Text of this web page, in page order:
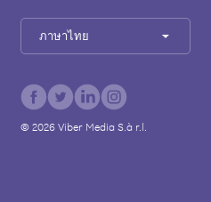
ภาษาไทย
© 2026Viber Media S.à r.l.